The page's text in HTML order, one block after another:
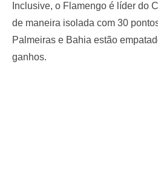
Inclusive, o Flamengo é líder do
de maneira isolada com 30
Palmeiras e Bahia estão
ganhos.